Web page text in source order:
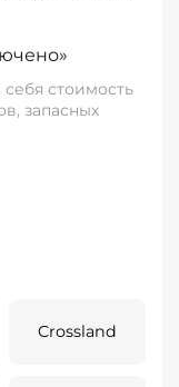
стоимость
запасных
Crossland